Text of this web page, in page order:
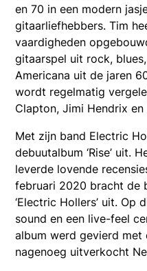
en 70 in een modern
gitaarliefhebbers. Tim
vaardigheden
gitaarspel uit rock,
Americana uit de jaren
wordt regelmatig
Clapton, Jimi Hendrix en
Met zijn band Electric
debuutalbum ‘Rise’ uit.
leverde lovende
februari 2020 bracht de
‘Electric Hollers’ uit. Op
sound en een live-feel
album werd gevierd met
nagenoeg uitverkocht